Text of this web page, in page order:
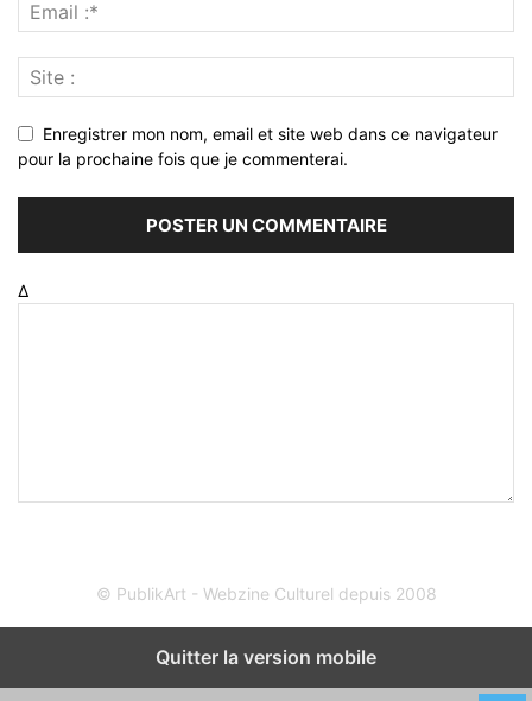
Enregistrer mon nom, email et site web dans ce navigateur
pour la prochaine fois que je commenterai.
Δ
© PublikArt - Webzine Culturel depuis 2008
Quitter la version mobile